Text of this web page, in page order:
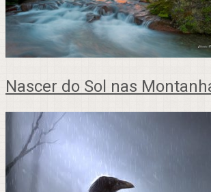
Nascer do Sol nas